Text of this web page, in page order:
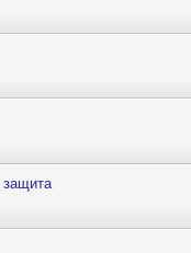
защита